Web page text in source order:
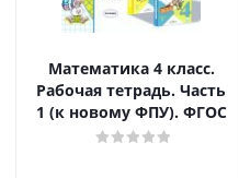
Математика 4 класс.
Рабочая тетрадь. Часть
1 (к новому ФПУ). ФГОС